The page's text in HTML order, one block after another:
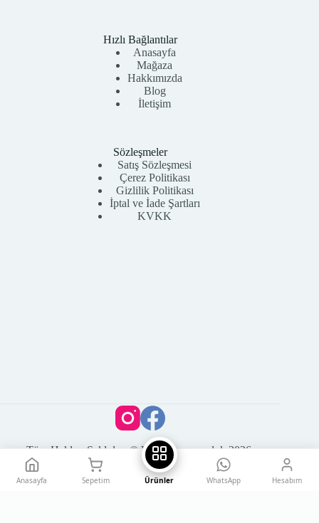
Hızlı Bağlantılar
Anasayfa
Mağaza
Hakkımızda
Blog
İletişim
Sözleşmeler
Satış Sözleşmesi
Çerez Politikası
Gizlilik Politikası
İptal ve İade Şartları
KVKK
Tüm Hakları Saklıdır. © Vega Kuyumculuk 2026
Anasayfa Sepetim Ürünler WhatsApp Hesabım